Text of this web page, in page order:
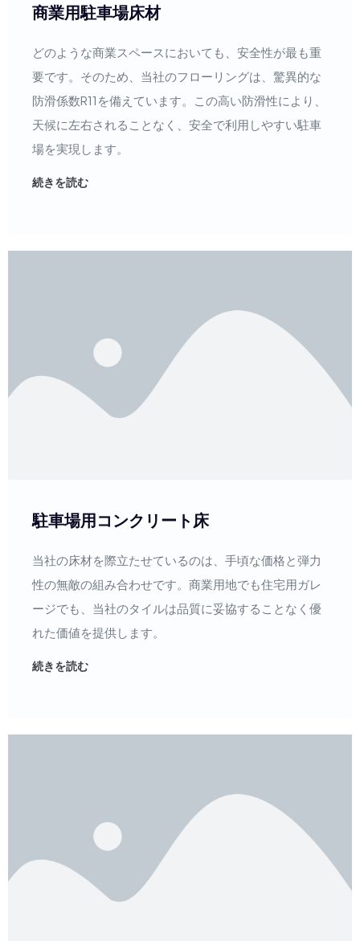
商業用駐車場床材
どのような商業スペースにおいても、安全性が最も重
要です。そのため、当社のフローリングは、驚異的な
防滑係数R11を備えています。この高い防滑性により、
天候に左右されることなく、安全で利用しやすい駐車
場を実現します。
続きを読む
駐車場用コンクリート床
当社の床材を際立たせているのは、手頃な価格と弾力
性の無敵の組み合わせです。商業用地でも住宅用ガレ
ージでも、当社のタイルは品質に妥協することなく優
れた価値を提供します。
続きを読む